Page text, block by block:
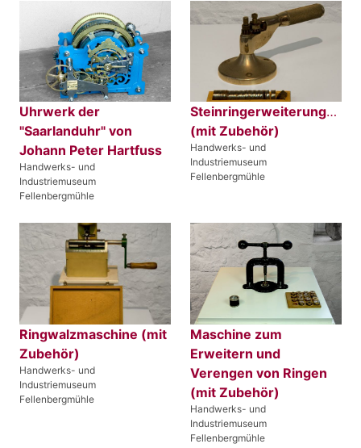
Uhrwerk der
"Saarlanduhr" von
Johann Peter Hartfuss
Handwerks- und
Industriemuseum
Fellenbergmühle
(mit Zubehör)
Handwerks- und
Industriemuseum
Fellenbergmühle
Ringwalzmaschine (mit
Zubehör)
Handwerks- und
Industriemuseum
Fellenbergmühle
Maschine zum
Erweitern und
Verengen von Ringen
(mit Zubehör)
Handwerks- und
Industriemuseum
Fellenbergmühle